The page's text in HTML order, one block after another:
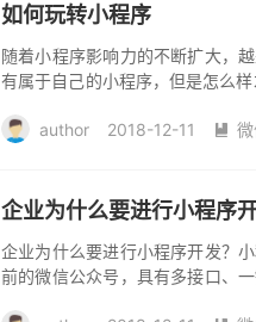
如何玩转小程序
随着小程序影响力的不断扩大，
有属于自己的小程序，但是怎么
期，企业...
author 2018-12-11 
企业为什么要进行小程序
企业为什么要进行小程序开发？
前的微信公众号，具有多接口、